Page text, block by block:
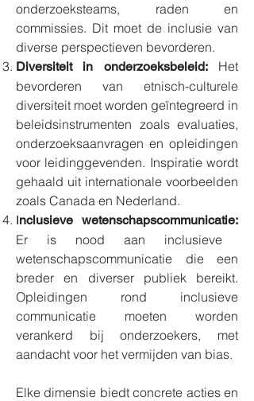
onderzoeksteams, raden en
commissies. Dit moet de inclusie van
diverse perspectieven bevorderen.
Diversiteit in onderzoeksbeleid:Het
bevorderen van etnisch-culturele
diversiteit moet worden geïntegreerd in
beleidsinstrumenten zoals evaluaties,
onderzoeksaanvragen en opleidingen
voor leidinggevenden. Inspiratie wordt
gehaald uit internationale voorbeelden
zoals Canada en Nederland.
Inclusieve wetenschapscommunicatie:
Er is nood aan inclusieve
wetenschapscommunicatie die een
breder en diverser publiek bereikt.
Opleidingen rond inclusieve
communicatie moeten worden
verankerd bij onderzoekers, met
aandacht voor het vermijden van bias.
Elke dimensie biedt concrete acties en